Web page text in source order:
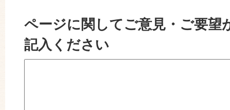
ページに関してご意見・ご要望
記入ください